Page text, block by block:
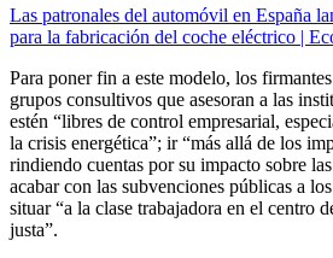
Las patronales del automóvil en España
para la fabricación del coche eléctrico |
Para poner fin a este modelo, los
grupos consultivos que asesoran a las
estén “libres de control empresarial,
la crisis energética”; ir “más allá de los
rindiendo cuentas por su impacto sobre
acabar con las subvenciones públicas a
situar “a la clase trabajadora en el centro
justa”.